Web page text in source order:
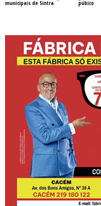
municipais de Sintra
púbico